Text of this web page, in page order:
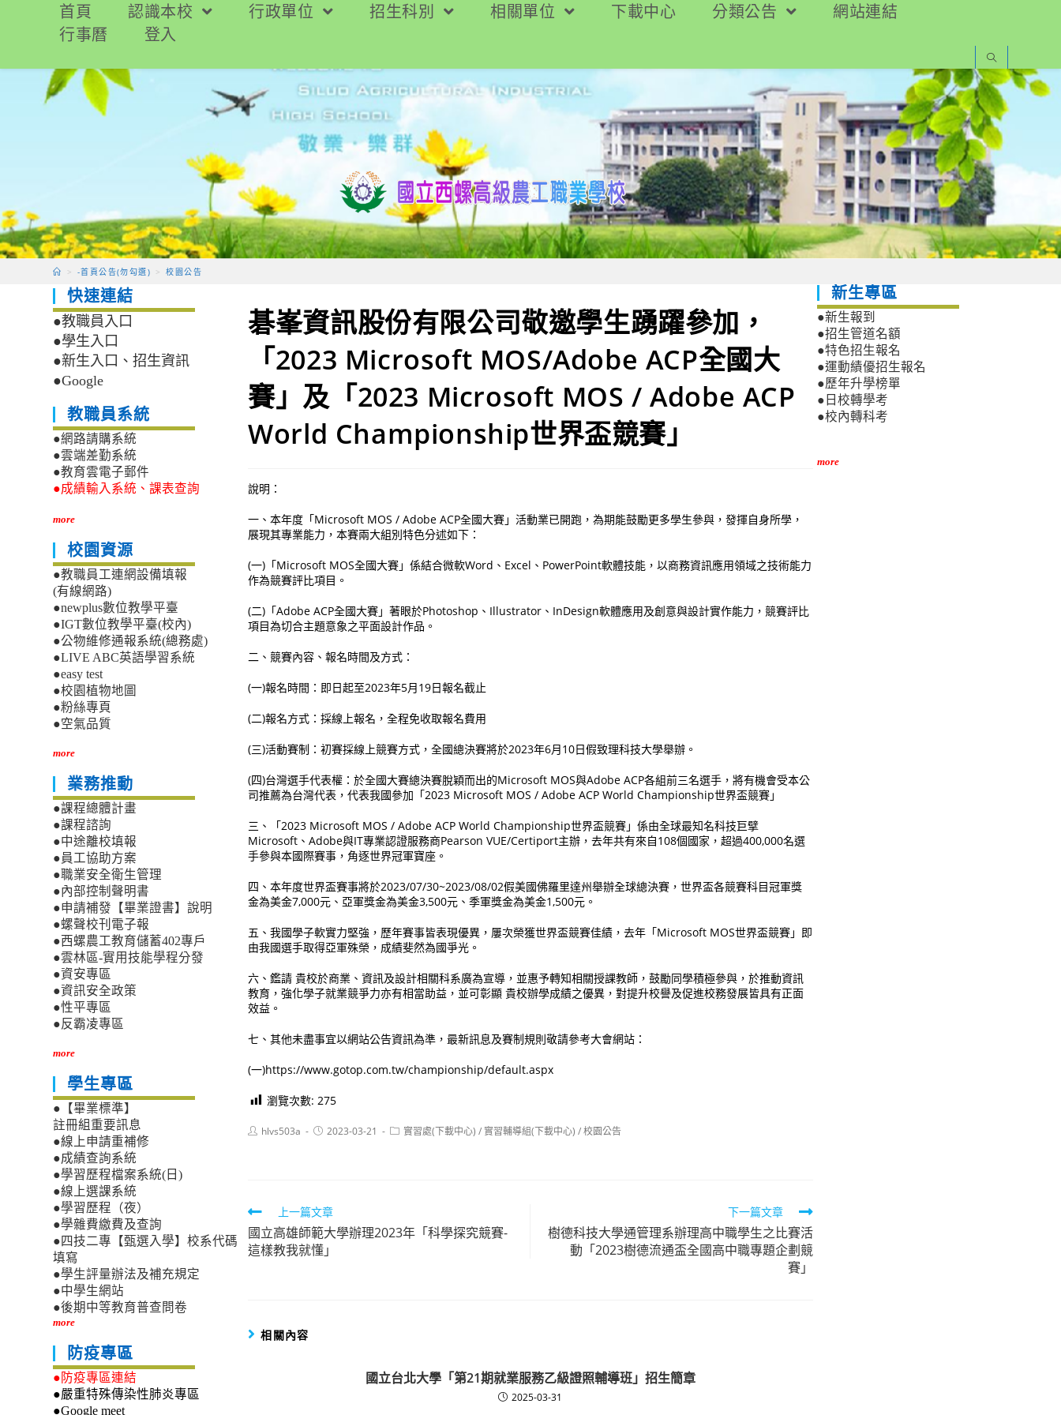
要
首頁 認識本校 行政單位 招生科別 相關單位 下載中心 分類公告
網站連結
行事曆
登入
> -首頁公告(勿勾選) > 校園公告
碁峯資訊股份有限公司敬邀學生踴躍參加，
「2023 Microsoft MOS/Adobe ACP全國大
賽」及「2023 Microsoft MOS / Adobe ACP
World Championship世界盃競賽」
說明：
一、本年度「Microsoft MOS / Adobe ACP全國大賽」活動業已開跑，為期能鼓勵更多學生參與，發揮自身所學，
展現其專業能力，本賽兩大組別特色分述如下：
(一)「Microsoft MOS全國大賽」係結合微軟Word、Excel、PowerPoint軟體技能，以商務資訊應用領域之技術能力
作為競賽評比項目。
(二)「Adobe ACP全國大賽」著眼於Photoshop、Illustrator、InDesign軟體應用及創意與設計實作能力，競賽評比
項目為切合主題意象之平面設計作品。
二、競賽內容、報名時間及方式：
(一)報名時間：即日起至2023年5月19日報名截止
(二)報名方式：採線上報名，全程免收取報名費用
(三)活動賽制：初賽採線上競賽方式，全國總決賽將於2023年6月10日假致理科技大學舉辦。
(四)台灣選手代表權：於全國大賽總決賽脫穎而出的Microsoft MOS與Adobe ACP各組前三名選手，將有機會受本公
司推薦為台灣代表，代表我國參加「2023 Microsoft MOS / Adobe ACP World Championship世界盃競賽」
三、「2023 Microsoft MOS / Adobe ACP World Championship世界盃競賽」係由全球最知名科技巨擘
Microsoft、Adobe與IT專業認證服務商Pearson VUE/Certiport主辦，去年共有來自108個國家，超過400,000名選
手參與本國際賽事，角逐世界冠軍寶座。
四、本年度世界盃賽事將於2023/07/30~2023/08/02假美國佛羅里達州舉辦全球總決賽，世界盃各競賽科目冠軍獎
金為美金7,000元、亞軍獎金為美金3,500元、季軍獎金為美金1,500元。
五、我國學子軟實力堅強，歷年賽事皆表現優異，屢次榮獲世界盃競賽佳績，去年「Microsoft MOS世界盃競賽」即
由我國選手取得亞軍殊榮，成績斐然為國爭光。
六、鑑請 貴校於商業、資訊及設計相關科系廣為宣導，並惠予轉知相關授課教師，鼓勵同學積極參與，於推動資訊
教育，強化學子就業競爭力亦有相當助益，並可彰顯 貴校辦學成績之優異，對提升校譽及促進校務發展皆具有正面
效益。
七、其他未盡事宜以網站公告資訊為準，最新訊息及賽制規則敬請參考大會網站：
(一)https://www.gotop.com.tw/championship/default.aspx
瀏覽次數: 275
Posthlvs503a
Post2023-03-21
Post實習處(下載中心) / 實習輔導組(下載中心) /校園公告
Read
more
articles
上一篇文章
國立高雄師範大學辦理2023年「科學探究競賽-
這樣教我就懂」
下一篇文章
樹德科技大學通管理系辦理高中職學生之比賽活
動「2023樹德流通盃全國高中職專題企劃競
賽」
相關內容
國立台北大學「第21期就業服務乙級證照輔導班」招生簡章
2025-03-31
快速連結
●教職員入口
●學生入口
●新生入口、招生資訊
●Google
教職員系統
●網路請購系統
●雲端差勤系統
●教育雲電子郵件
●成績輸入系統、課表查詢
more
校園資源
●教職員工連網設備填報
(有線網路)
●newplus數位教學平臺
●IGT數位教學平臺(校內)
●公物維修通報系統(總務處)
●LIVE ABC英語學習系統
●easy test
●校園植物地圖
●粉絲專頁
●空氣品質
more
業務推動
●課程總體計畫
●課程諮詢
●中途離校填報
●員工協助方案
●職業安全衛生管理
●內部控制聲明書
●申請補發【畢業證書】說明
●螺聲校刊電子報
●西螺農工教育儲蓄402專戶
●雲林區-實用技能學程分發
●資安專區
●資訊安全政策
●性平專區
●反霸凌專區
more
學生專區
●【畢業標準】
註冊組重要訊息
●線上申請重補修
●成績查詢系統
●學習歷程檔案系統(日)
●線上選課系統
●學習歷程（夜）
●學雜費繳費及查詢
●四技二專【甄選入學】校系代碼
填寫
●學生評量辦法及補充規定
●中學生網站
●後期中等教育普查問卷
more
防疫專區
●防疫專區連結
●嚴重特殊傳染性肺炎專區
●Google meet
新生專區
●新生報到
●招生管道名額
●特色招生報名
●運動績優招生報名
●歷年升學榜單
●日校轉學考
●校內轉科考
more